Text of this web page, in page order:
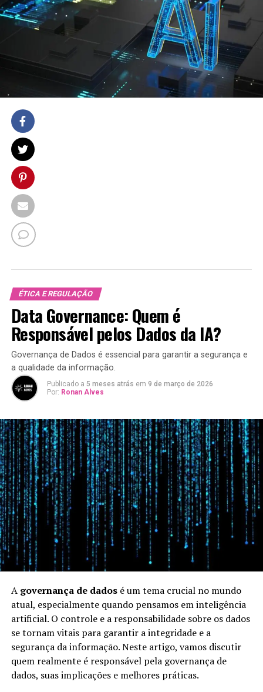
ÉTICA E REGULAÇÃO
Data Governance: Quem é
Responsável pelos Dados da IA?
Governança de Dados é essencial para garantir a segurança e
a qualidade da informação.
Publicado a 5 meses atrás em 9 de março de 2026
Por: Ronan Alves
A governança de dadosé um tema crucial no mundo
atual, especialmente quando pensamos em inteligência
artificial. O controle e a responsabilidade sobre os dados
se tornam vitais para garantir a integridade e a
segurança da informação. Neste artigo, vamos discutir
quem realmente é responsável pela governança de
dados, suas implicações e melhores práticas.